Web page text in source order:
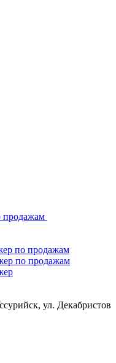
по продажам
по продажам
ул. Декабристов